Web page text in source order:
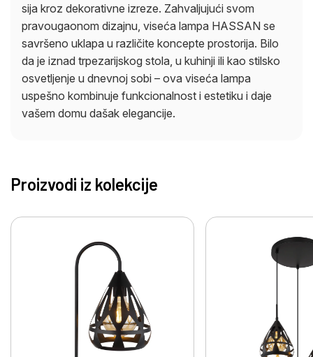
sija kroz dekorativne izreze. Zahvaljujući svom
pravougaonom dizajnu, viseća lampa HASSAN se
savršeno uklapa u različite koncepte prostorija. Bilo
da je iznad trpezarijskog stola, u kuhinji ili kao stilsko
osvetljenje u dnevnoj sobi – ova viseća lampa
uspešno kombinuje funkcionalnost i estetiku i daje
vašem domu dašak elegancije.
Proizvodi iz kolekcije